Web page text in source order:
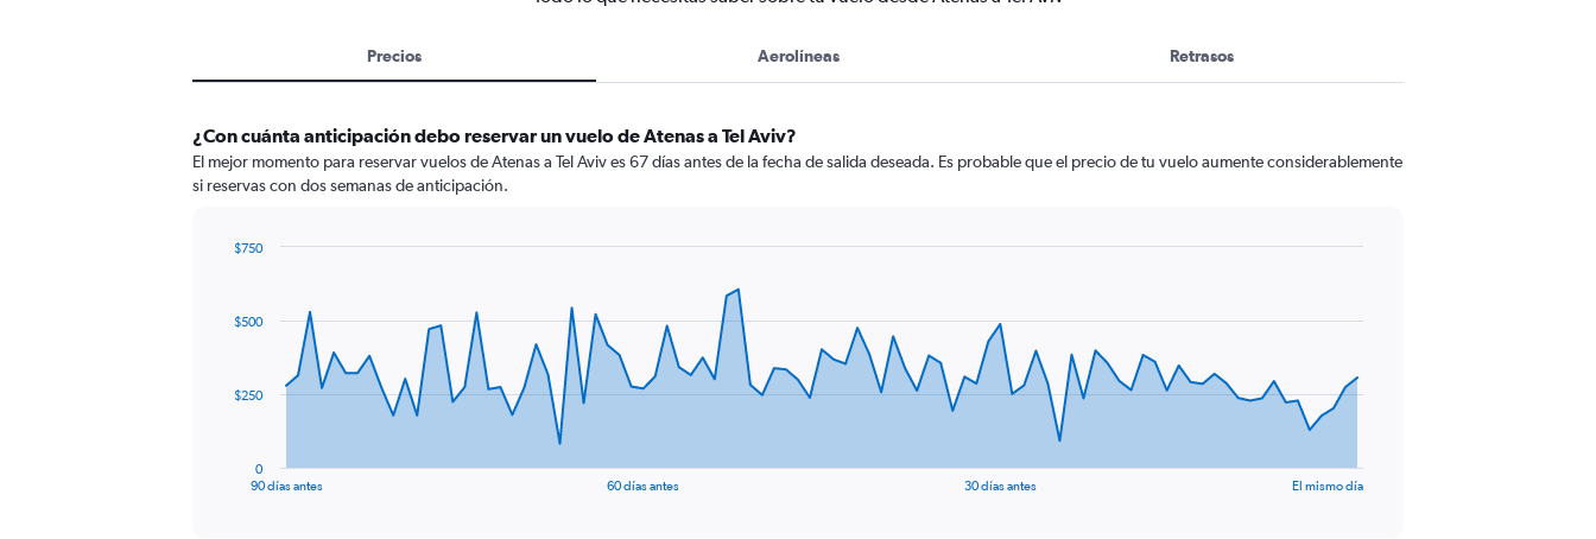
Precios Aerolíneas Retrasos
¿Con cuánta anticipación debo reservar un vuelo de Atenas a Tel Aviv?
El mejor momento para reservar vuelos de Atenas a Tel Aviv es 67 días antes de la fecha de salida deseada. Es probable que el precio de tu vuelo aumente considerablemente
si reservas con dos semanas de anticipación.
data
The
90 días antes 60 días antes 30 días antes El mismo día
0
$250
$500
$750